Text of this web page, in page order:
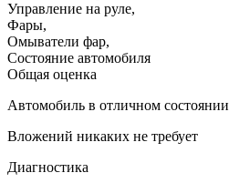
Управление на руле,
Фары,
Омыватели фар,
Состояние автомобиля
Общая оценка
Автомобиль в отличном состоянии
Вложений никаких не требует
Диагностика